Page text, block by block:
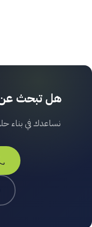
هل تبحث
نساعدك في بناء